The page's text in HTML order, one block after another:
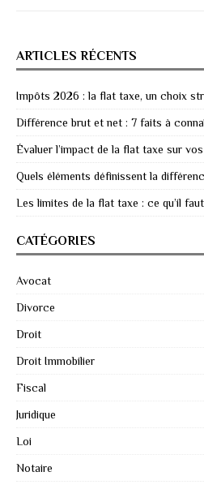
ARTICLES RÉCENTS
Impôts 2026 : la flat taxe, un choix
Différence brut et net : 7 faits à
Évaluer l’impact de la flat taxe sur
Quels éléments définissent la
Les limites de la flat taxe : ce qu’il
CATÉGORIES
Avocat
Divorce
Droit
Droit Immobilier
Fiscal
Juridique
Loi
Notaire